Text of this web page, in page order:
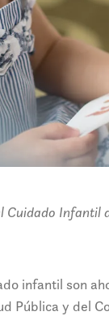
Cuidado
infantil son
Pública y del